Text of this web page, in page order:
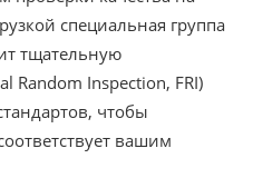
специальная группа
тщательную
Random Inspection, FRI)
чтобы
вашим